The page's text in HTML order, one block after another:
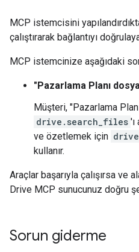
MCP istemcisini
çalıştırarak bağlantıyı
MCP istemcinize aşağıdaki
"Pazarlama Planı
Müşteri, "Pazarlama
drive.search_files 'ı
ve özetlemek için
kullanır.
Araçlar başarıyla çalışırsa ve
Drive MCP sunucunuz doğru
Sorun giderme